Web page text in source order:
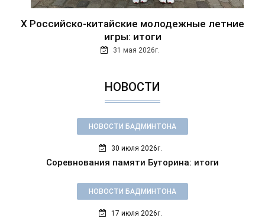
Х Российско-китайские молодежные летние
игры: итоги
31 мая 2026г.
НОВОСТИ
НОВОСТИ БАДМИНТОНА
30 июля 2026г.
Соревнования памяти Буторина: итоги
НОВОСТИ БАДМИНТОНА
17 июля 2026г.